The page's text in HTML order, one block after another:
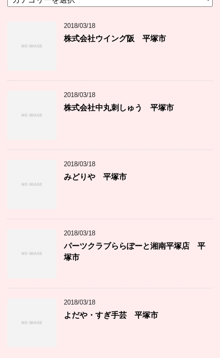
テ
2018/03/18
株式会社ウイング阪 平塚市
2018/03/18
株式会社中丸刺しゅう 平塚市
2018/03/18
みどりや 平塚市
2018/03/18
パーツクラブららぽーと湘南平塚店 平
塚市
2018/03/18
よだや・すぎ手芸 平塚市